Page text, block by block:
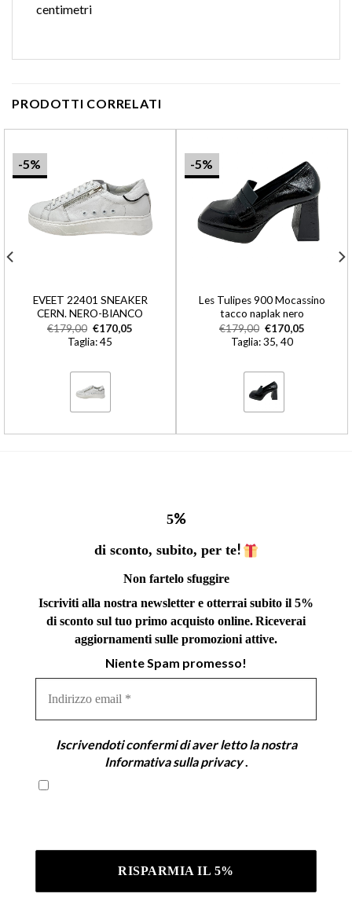
centimetri
PRODOTTI CORRELATI
-5%
EVEET 22401 SNEAKER
CERN. NERO-BIANCO
€179,00 €170,05
Taglia: 45
-5%
Les Tulipes 900 Mocassino
tacco naplak nero
€179,00 €170,05
Taglia: 35, 40
5%
di sconto, subito, per te!
Non fartelo sfuggire
Iscriviti alla nostra newsletter e otterrai subito il 5%
di sconto sul tuo primo acquisto online.Riceverai
aggiornamenti sulle promozioni attive.
Niente Spam promesso!
email
Iscrivendoti confermi di aver letto la nostra
Informativa sulla privacy.